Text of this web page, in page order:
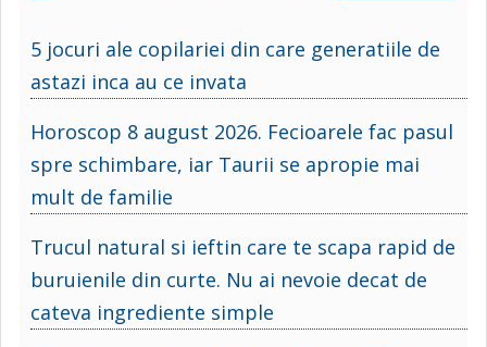
5 jocuri ale copilariei din care generatiile de
astazi inca au ce invata
Horoscop 8 august 2026. Fecioarele fac pasul
spre schimbare, iar Taurii se apropie mai
mult de familie
Trucul natural si ieftin care te scapa rapid de
buruienile din curte. Nu ai nevoie decat de
cateva ingrediente simple